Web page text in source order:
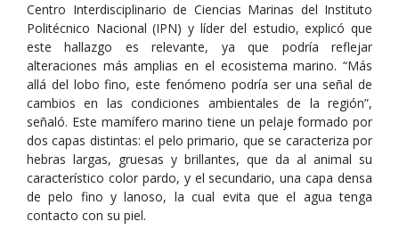
Centro Interdisciplinario de Ciencias Marinas del Instituto
Politécnico Nacional (IPN) y líder del estudio, explicó que
este hallazgo es relevante, ya que podría reflejar
alteraciones más amplias en el ecosistema marino. “Más
allá del lobo fino, este fenómeno podría ser una señal de
cambios en las condiciones ambientales de la región”,
señaló. Este mamífero marino tiene un pelaje formado por
dos capas distintas: el pelo primario, que se caracteriza por
hebras largas, gruesas y brillantes, que da al animal su
característico color pardo, y el secundario, una capa densa
de pelo fino y lanoso, la cual evita que el agua tenga
contacto con su piel.